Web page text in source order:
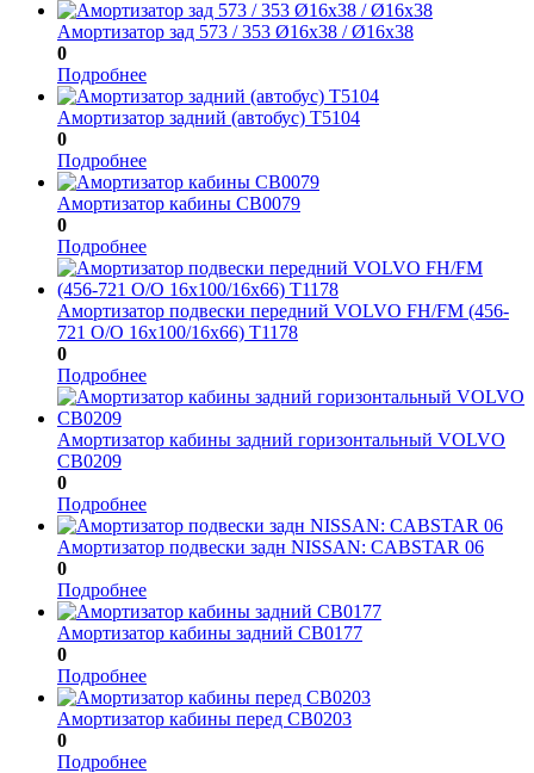
Амортизатор зад 573 / 353 Ø16x38 / Ø16x38
0
Подробнее
Амортизатор задний (автобус) T5104
0
Подробнее
Амортизатор кабины CB0079
0
Подробнее
Амортизатор подвески передний VOLVO FH/FM (456-
721 O/O 16x100/16x66) T1178
0
Подробнее
Амортизатор кабины задний горизонтальный VOLVO
CB0209
0
Подробнее
Амортизатор подвески задн NISSAN: CABSTAR 06
0
Подробнее
Амортизатор кабины задний CB0177
0
Подробнее
Амортизатор кабины перед CB0203
0
Подробнее